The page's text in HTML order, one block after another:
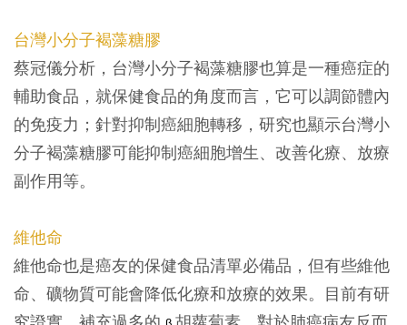
台灣小分子褐藻糖膠
蔡冠儀分析，台灣小分子褐藻糖膠也算是一種癌症的
輔助食品，就保健食品的角度而言，它可以調節體內
的免疫力；針對抑制癌細胞轉移，研究也顯示台灣小
分子褐藻糖膠可能抑制癌細胞增生、改善化療、放療
副作用等。
維他命
維他命也是癌友的保健食品清單必備品，但有些維他
命、礦物質可能會降低化療和放療的效果。目前有研